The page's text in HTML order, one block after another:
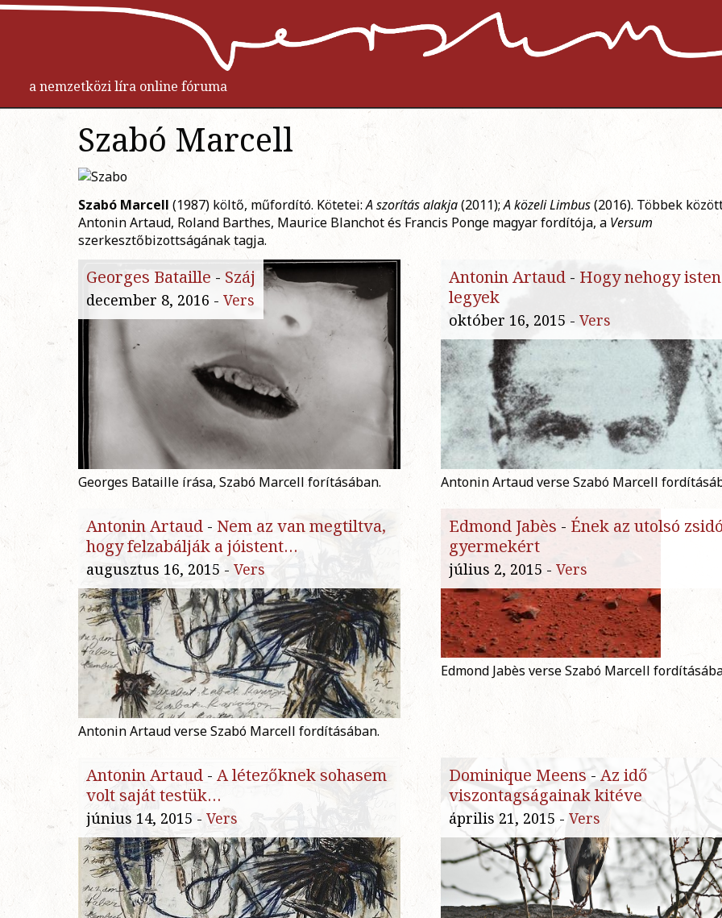
a nemzetközi líra online fóruma
Szabó Marcell
Szabó Marcell (1987) költő, műfordító. Kötetei:A szorítás alakja(2011);A közeli Limbus(2016). Többek
Antonin Artaud, Roland Barthes, Maurice Blanchot és Francis Ponge magyar fordítója, a Versum
szerkesztőbizottságának tagja.
Georges Bataille - Száj
december 8, 2016 - Vers
Georges Bataille írása, Szabó Marcell forításában.
Antonin Artaud - Hogy nehogy isten
legyek
október 16, 2015 - Vers
Antonin Artaud verse Szabó Marcell
Antonin Artaud - Nem az van megtiltva,
hogy felzabálják a jóistent…
augusztus 16, 2015 - Vers
Antonin Artaud verse Szabó Marcell fordításában.
Edmond Jabès - Ének az utolsó
gyermekért
július 2, 2015 - Vers
Edmond Jabès verse Szabó Marcell
Antonin Artaud - A létezőknek sohasem
volt saját testük…
június 14, 2015 - Vers
Dominique Meens - Az idő
viszontagságainak kitéve
április 21, 2015 - Vers